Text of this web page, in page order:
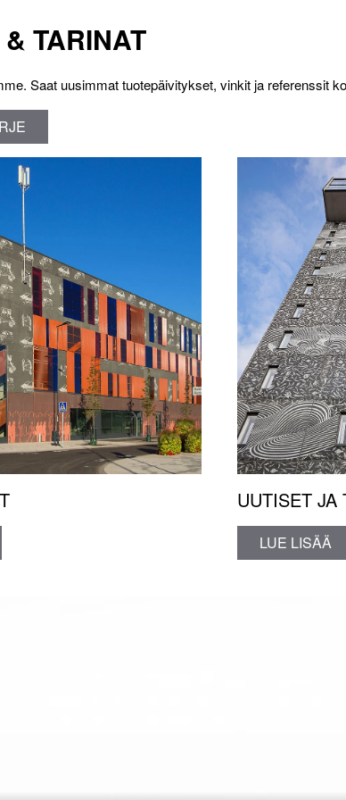
TARINAT
Saat uusimmat tuotepäivitykset, vinkit ja referenssit
UUTISET JA
LUE LISÄÄ